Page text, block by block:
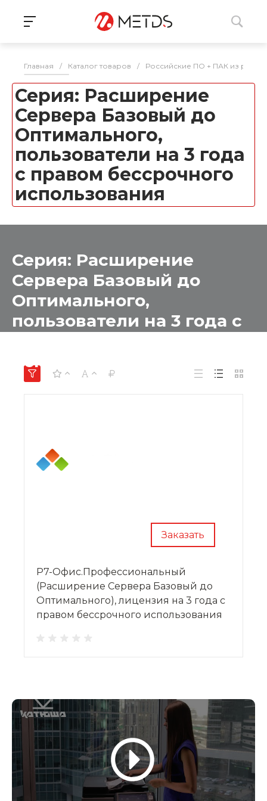
Главная / Каталог товаров / Российские ПО + ПАК из
Серия: Расширение
Сервера Базовый до
Оптимального,
пользователи на 3 года
с правом бессрочного
использования
Серия: Расширение
Сервера Базовый до
Оптимального,
пользователи на 3 года с
использования
Заказать
Р7-Офис.Профессиональный
(Расширение Сервера Базовый до
Оптимального), лицензия на 3 года с
правом бессрочного использования